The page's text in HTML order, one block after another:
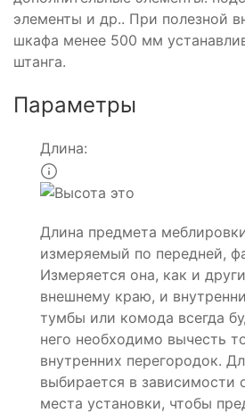
элементы и др.. При полезной
шкафа менее 500 мм
штанга.
Параметры
Длина:
Длина предмета
измеряемый по передней,
Измеряется она, как и
внешнему краю, и
тумбы или комода всегда
него необходимо вычесть
внутренних перегородок.
выбирается в зависимости
места установки, чтобы